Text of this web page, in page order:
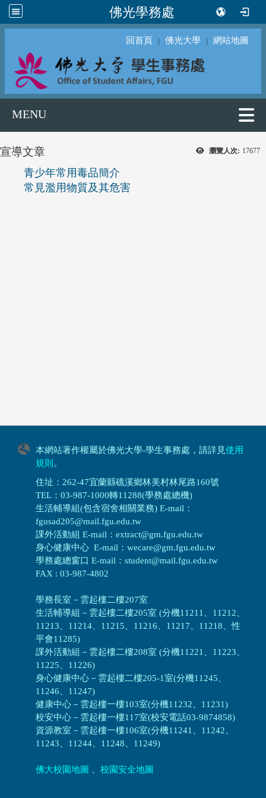
佛光學務處
回首頁 ｜ 佛光大學 ｜ 網站地圖
MENU
瀏覽人次: 17677
宣導文章
青少年常用毒品簡介
常見濫用物質及其危害
本網站著作權屬於佛光大學-學生事務處，請詳見使用
規則 。
住址：262-47宜蘭縣礁溪鄉林美村林尾路160號
TEL：03-987-1000轉11288(學務處總機)
生活輔導組(包含宿舍相關業務) E-mail：
fgusad205@mail.fgu.edu.tw
課外活動組 E-mail：extract@gm.fgu.edu.tw
身心健康中心 E-mail：wecare@gm.fgu.edu.tw
學務處總窗口 E-mail：student@mail.fgu.edu.tw
FAX : 03-987-4802
學務長室－雲起樓二樓207室
生活輔導組 － 雲起樓二樓205室 (分機11211、11212、
11213、11214、11215、11216、11217、11218、性
平會11285)
課外活動組 － 雲起樓二樓208室 (分機11221、11223、
11225、11226)
身心健康中心 － 雲起樓二樓205-1室(分機11245、
11246、11247)
健康中心－ 雲起樓一樓103室(分機11232、11231)
校安中心－ 雲起樓一樓117室(校安電話03-9874858)
資源教室 － 雲起樓一樓106室(分機11241、11242、
11243、11244、11248、11249)
佛大校園地圖 校園安全地圖